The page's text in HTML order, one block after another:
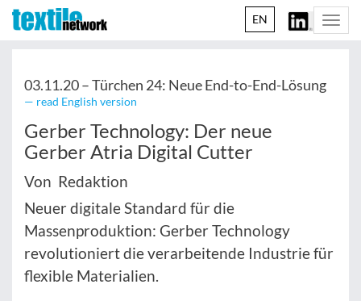
EN
03.11.20 –Türchen 24: Neue End-to-End-Lösung
— read English version
Gerber Technology: Der neue
Gerber Atria Digital Cutter
Von Redaktion
Neuer digitale Standard für die
Massenproduktion: Gerber Technology
revolutioniert die verarbeitende Industrie für
flexible Materialien.